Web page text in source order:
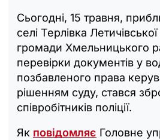
Сьогодні, 15 травня,
селі Терлівка
громади Хмельницького
перевірки документів у
позбавленого права
рішенням суду, стався
співробітників поліції.
Як повідомляє Головне